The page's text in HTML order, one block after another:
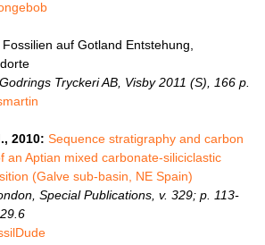
Fossilien auf Gotland Entstehung,
Tryckeri AB, Visby 2011 (S), 166 p.
2010: Sequence stratigraphy and carbon
an Aptian mixed carbonate-siliciclastic
(Galve sub-basin, NE Spain)
Special Publications, v. 329; p. 113-